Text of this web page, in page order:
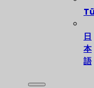
日
本
語